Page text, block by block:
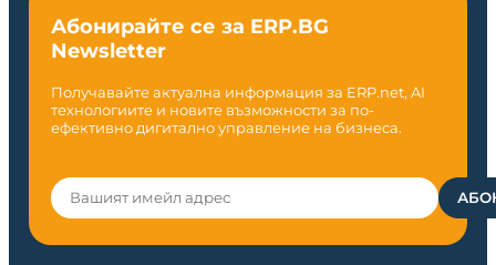
Абонирайте се за ERP.BG
Newsletter
Получавайте актуална информация за ERP.net, AI
технологиите и новите възможности за по-
ефективно дигитално управление на бизнеса.